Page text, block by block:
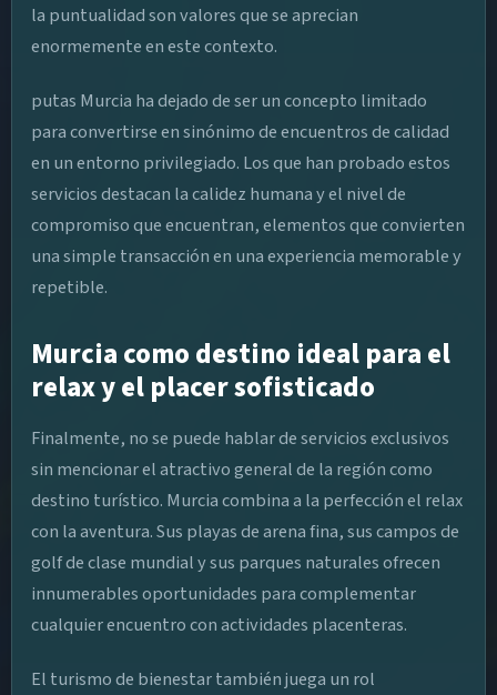
la puntualidad son valores que se aprecian
enormemente en este contexto.
putas Murcia ha dejado de ser un concepto limitado
para convertirse en sinónimo de encuentros de calidad
en un entorno privilegiado. Los que han probado estos
servicios destacan la calidez humana y el nivel de
compromiso que encuentran, elementos que convierten
una simple transacción en una experiencia memorable y
repetible.
Murcia como destino ideal para el
relax y el placer sofisticado
Finalmente, no se puede hablar de servicios exclusivos
sin mencionar el atractivo general de la región como
destino turístico. Murcia combina a la perfección el relax
con la aventura. Sus playas de arena fina, sus campos de
golf de clase mundial y sus parques naturales ofrecen
innumerables oportunidades para complementar
cualquier encuentro con actividades placenteras.
El turismo de bienestar también juega un rol